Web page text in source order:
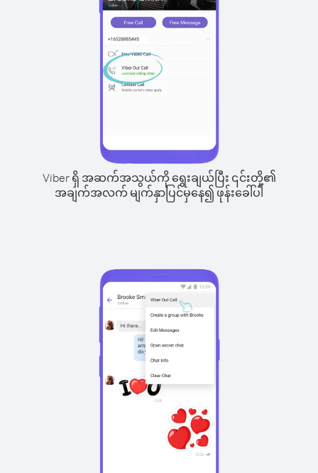
Viber ရှိ အဆက်အသွယ်ကို ရွေးချယ်ပြီး ၎င်းတို့၏
အချက်အလက် မျက်နှာပြင်မှနေ၍ ဖုန်းခေါ်ပါ